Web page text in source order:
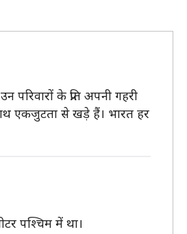
के प्रति अपनी गहरी
एकजुटता से खड़े हैं। भारत हर
पश्चिम में था।